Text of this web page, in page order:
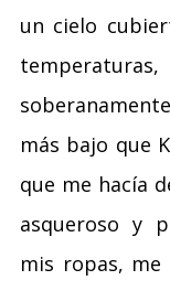
un cielo
más bajo que
que me hacía
asqueroso y
mis ropas, me